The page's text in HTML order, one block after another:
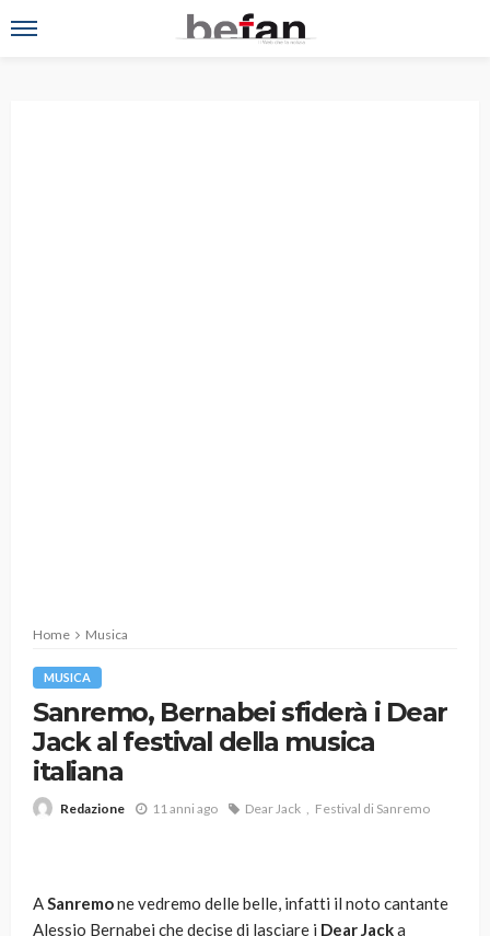
Home Musica
MUSICA
Sanremo, Bernabei sfiderà i Dear
Jack al festival della musica
italiana
Redazione 11 anni ago Dear Jack Festival di Sanremo
ASanremone vedremo delle belle, infatti il noto cantante
Alessio Bernabei che decise di lasciare i Dear Jacka